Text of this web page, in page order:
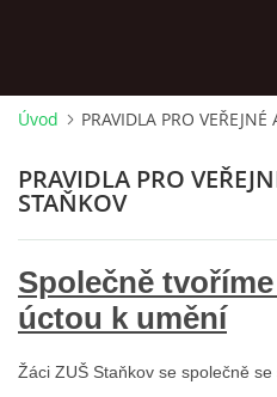
KONTAKTY
ZAMĚSTNANCI
HUDEBNÍ OBOR
Úvod PRAVIDLA PRO
PRAVIDLA PRO
STAŇKOV
Společně
úctou k umění
Žáci ZUŠ Staňkov se společně